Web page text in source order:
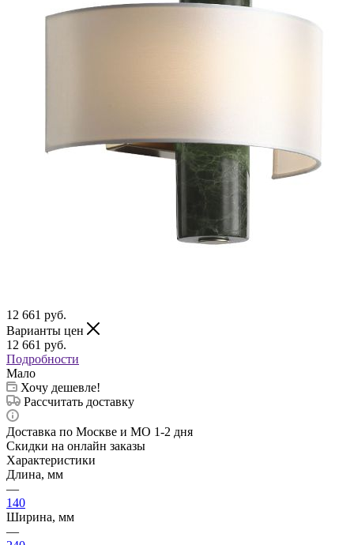
12 661 руб.
Варианты цен
12 661 руб.
Подробности
Мало
Хочу дешевле!
Рассчитать доставку
Доставка по Москве и МО 1-2 дня
Скидки на онлайн заказы
Характеристики
Длина, мм
—
140
Ширина, мм
—